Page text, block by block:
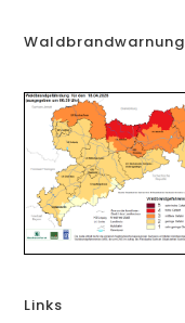
Waldbrandwarnung
Links